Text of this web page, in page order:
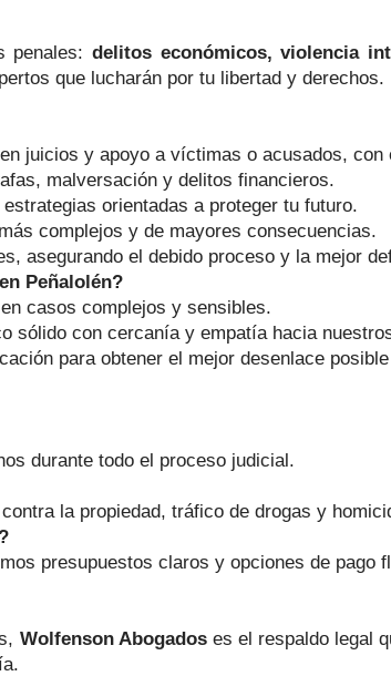
penales: delitos económicos, violencia
que lucharán por tu libertad y derechos.
juicios y apoyo a víctimas o acusados,
malversación y delitos financieros.
orientadas a proteger tu futuro.
complejos y de mayores consecuencias.
asegurando el debido proceso y la mejor
Peñalolén?
casos complejos y sensibles.
sólido con cercanía y empatía hacia
para obtener el mejor desenlace
durante todo el proceso judicial.
la propiedad, tráfico de drogas y
presupuestos claros y opciones de pago
Wolfenson Abogadoses el respaldo legal